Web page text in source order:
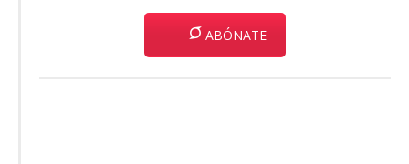
ABÓNATE